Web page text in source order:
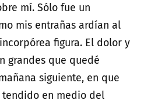
mí. Sólo fue un
mis entrañas ardían al
figura. El dolor y
grandes que quedé
siguiente, en que
en medio del